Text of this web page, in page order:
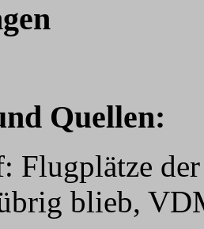
Quellen:
Flugplätze
blieb,